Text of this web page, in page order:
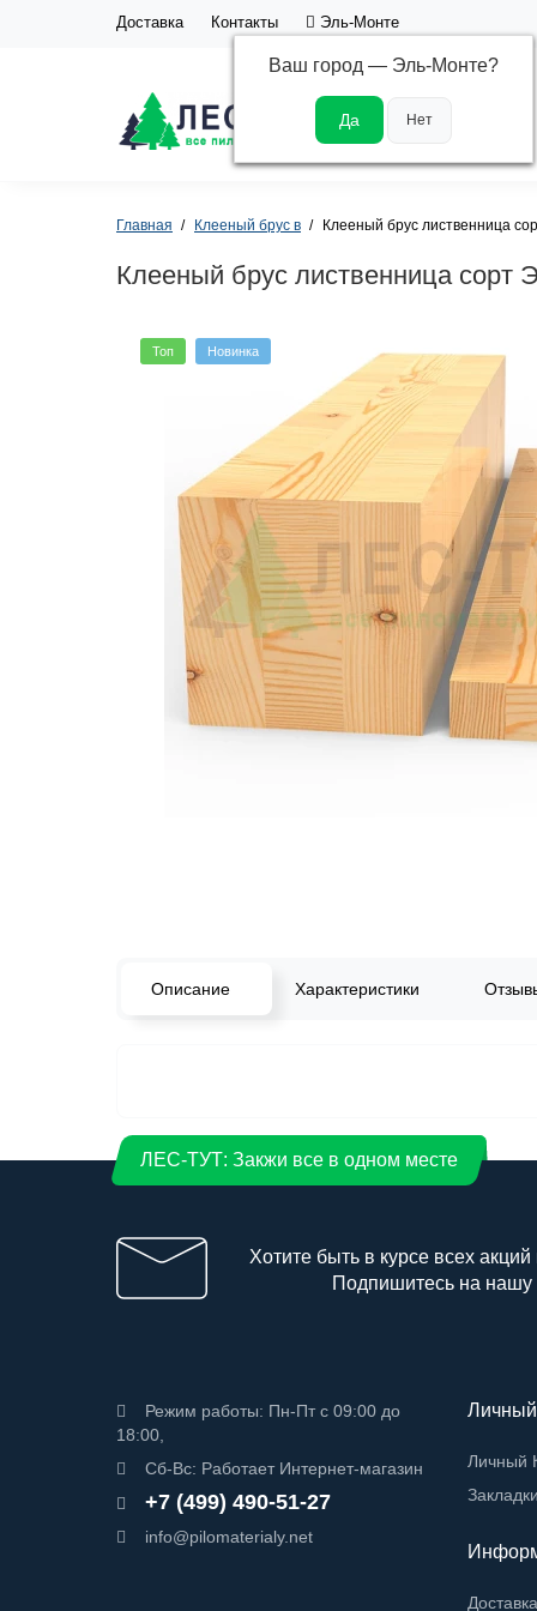
Доставка Контакты Эль-Монте
Ваш город — Эль-Монте?
Каталог
Главная Клееный брус в Клееный брус лиственница
Клееный брус лиственница сорт
Топ Новинка
Описание Характеристики
ЛЕС-ТУТ: Закжи все в одном месте
Хотите быть в курсе всех акций
Подпишитесь на нашу
Режим работы: Пн-Пт с 09:00 до
18:00,
Сб-Вс: Работает Интернет-магазин
+7 (499) 490-51-27
info@pilomaterialy.net
Личный
Личный
Закладки
Доставка